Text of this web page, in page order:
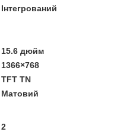
Інтегрований
15.6 дюйм
1366×768
TFT TN
Матовий
2